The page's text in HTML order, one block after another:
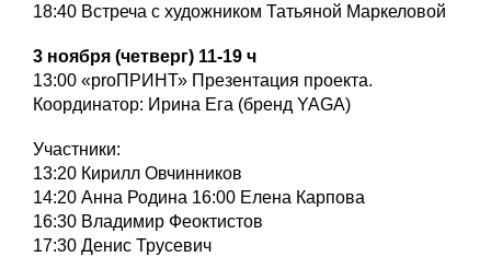
18:40 Встреча с художником Татьяной Маркеловой
3 ноября (четверг) 11-19 ч
13:00 «proПРИНТ» Презентация проекта.
Координатор: Ирина Ега (бренд YAGA)
Участники:
13:20 Кирилл Овчинников
14:20 Анна Родина 16:00 Елена Карпова
16:30 Владимир Феоктистов
17:30 Денис Трусевич